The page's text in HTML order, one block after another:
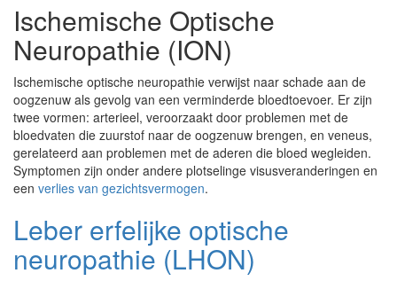
Ischemische Optische
Neuropathie (ION)
Ischemische optische neuropathie verwijst naar schade aan de
oogzenuw als gevolg van een verminderde bloedtoevoer. Er zijn
twee vormen: arterieel, veroorzaakt door problemen met de
bloedvaten die zuurstof naar de oogzenuw brengen, en veneus,
gerelateerd aan problemen met de aderen die bloed wegleiden.
Symptomen zijn onder andere plotselinge visusveranderingen en
een verlies van gezichtsvermogen.
Leber erfelijke optische
neuropathie (LHON)